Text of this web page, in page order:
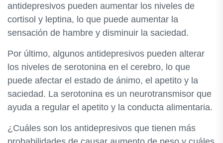
antidepresivos pueden aumentar los niveles de
cortisol y leptina, lo que puede aumentar la
sensación de hambre y disminuir la saciedad.
Por último, algunos antidepresivos pueden alterar
los niveles de serotonina en el cerebro, lo que
puede afectar el estado de ánimo, el apetito y la
saciedad. La serotonina es un neurotransmisor que
ayuda a regular el apetito y la conducta alimentaria.
¿Cuáles son los antidepresivos que tienen más